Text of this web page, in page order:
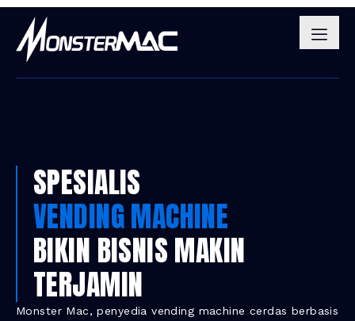
SPESIALIS
VENDING MACHINE
BIKIN BISNIS MAKIN
TERJAMIN
Monster Mac, penyedia vending machine cerdas berbasis